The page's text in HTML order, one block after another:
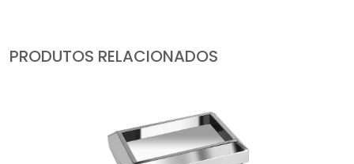
PRODUTOS RELACIONADOS